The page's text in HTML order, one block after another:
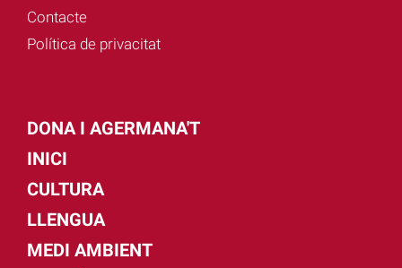
Contacte
Política de privacitat
DONA I AGERMANA'T
INICI
CULTURA
LLENGUA
MEDI AMBIENT